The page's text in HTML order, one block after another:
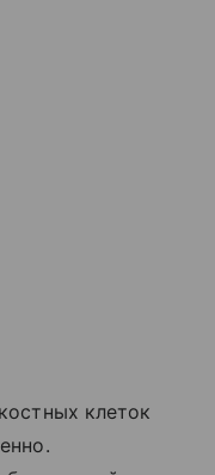
клеток